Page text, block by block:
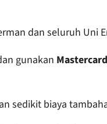
dan seluruh Uni
gunakan
sedikit biaya